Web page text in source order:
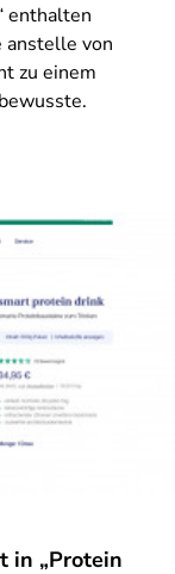
enthalten
anstelle von
zu einem
in „Protein